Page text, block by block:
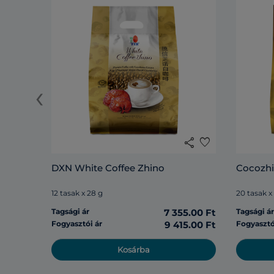
share favorite
DXN White Coffee Zhino
12 tasak x 28 g
Tagsági ár
7 355.00 Ft
Fogyasztói ár 9 415.00 Ft
Kosárba
Cocozhi
20 tasak x
Tagsági ár
‹